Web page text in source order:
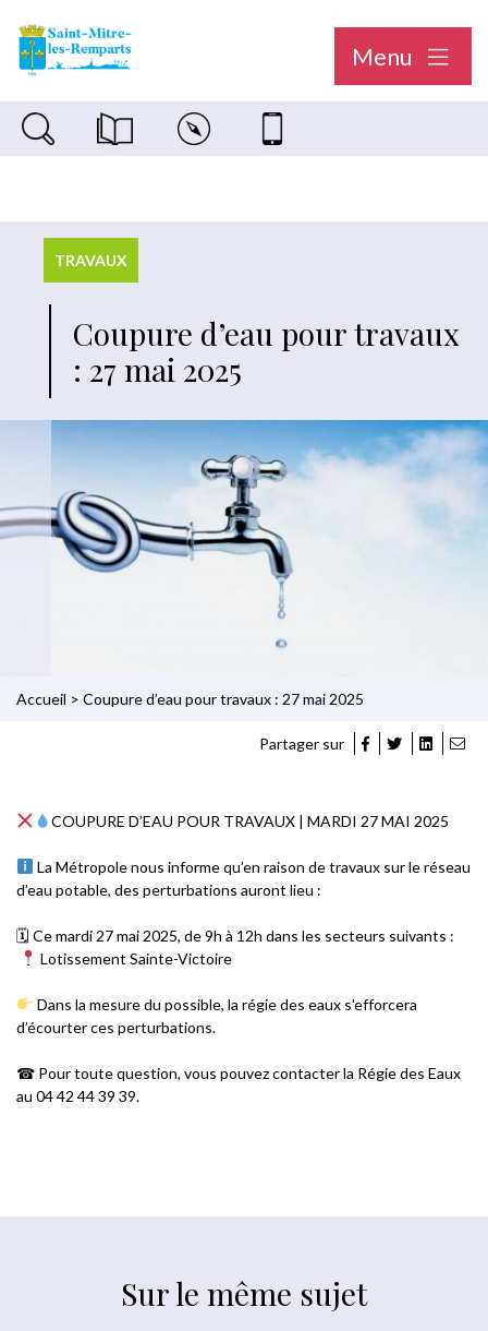
Menu
Recherche sur le siteMagazine municipal "Le Saint-Mitréen"
Carte interactiveNous contacter
TRAVAUX
Coupure d’eau pour travaux
: 27 mai 2025
Accueil > Coupure d’eau pour travaux : 27 mai 2025
Partager sur
COUPURE D’EAU POUR TRAVAUX | MARDI 27 MAI 2025
La Métropole nous informe qu’en raison de travaux sur le réseau
d’eau potable, des perturbations auront lieu :
🗓 Ce mardi 27 mai 2025, de 9h à 12h dans les secteurs suivants :
Lotissement Sainte-Victoire
Dans la mesure du possible, la régie des eaux s’efforcera
d’écourter ces perturbations.
☎ Pour toute question, vous pouvez contacter la Régie des Eaux
au 04 42 44 39 39.
Sur le même sujet